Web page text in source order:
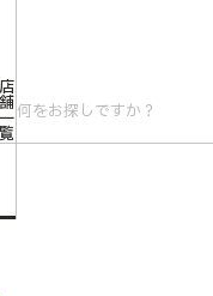
店
舗
一
覧
も>でてこい でてこい！ とうもろこし